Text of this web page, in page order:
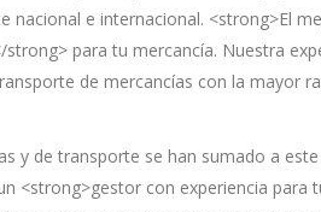
nacional e internacional. <strong>El
para tu mercancía. Nuestra
de mercancías con la mayor
y de transporte se han sumado a
<strong>gestor con experiencia para